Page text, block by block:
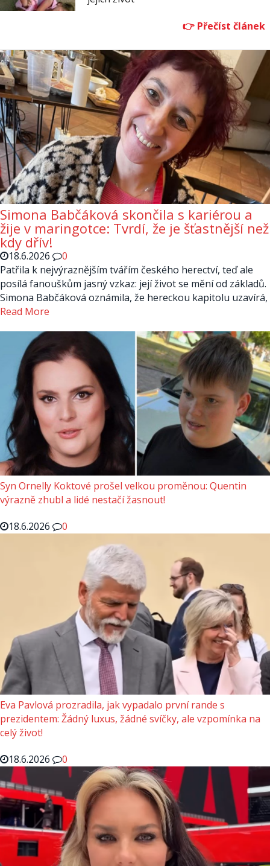
Simona Babčáková skončila s kariérou a
žije v maringotce: Tvrdí, že je šťastnější než
kdy dřív!
18.6.2026
0
Patřila k nejvýraznějším tvářím českého herectví, teď ale
posílá fanouškům jasný vzkaz: její život se mění od základů.
Simona Babčáková oznámila, že hereckou kapitolu uzavírá,
Read More
Syn Ornelly Koktové prošel velkou proměnou: Quentin
výrazně zhubl a lidé nestačí žasnout!
18.6.2026
0
Eva Pavlová prozradila, jak vypadalo první rande s
prezidentem: Žádný luxus, žádné svíčky, ale vzpomínka na
celý život!
18.6.2026
0